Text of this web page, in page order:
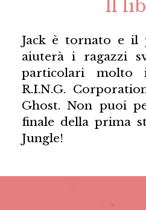
Il
Jack è tornato e il
aiuterà i ragazzi
particolari molto
R.I.N.G.
Ghost. Non puoi
finale della prima
Jungle!